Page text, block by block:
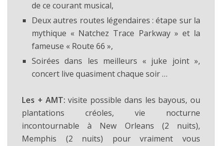
de ce courant musical,
Deux autres routes légendaires : étape sur la
mythique « Natchez Trace Parkway » et la
fameuse « Route 66 »,
Soirées dans les meilleurs « juke joint »,
concert live quasiment chaque soir …
Les + AMT: visite possible dans les bayous, ou
plantations créoles, vie nocturne
incontournable à New Orleans (2 nuits),
Memphis (2 nuits) pour vraiment vous